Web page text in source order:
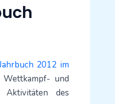
2012 im
und
Aktivitäten des